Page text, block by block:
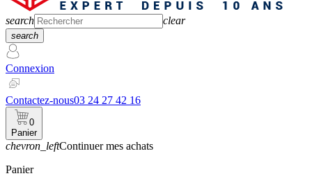
search clear
search
Connexion
Contactez-nous03 24 27 42 16
0
Panier
chevron_leftContinuer mes achats
Panier